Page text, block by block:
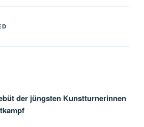
der jüngsten Kunstturnerinnen